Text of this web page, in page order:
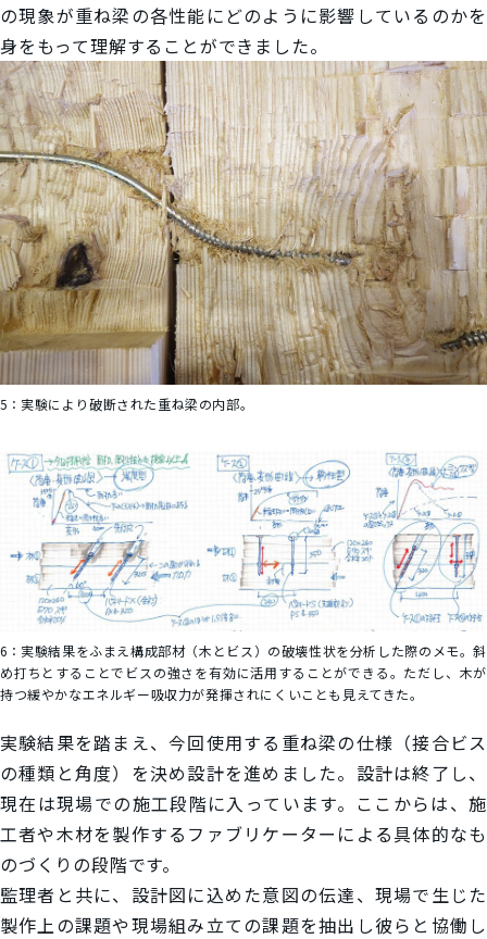
の現象が重ね梁の各性能にどのように影響しているのかを
身をもって理解することができました。
5： 実験により破断された重ね梁の内部。
6： 実験結果をふまえ構成部材（木とビス）の破壊性状を分析した際のメモ。斜
め打ちとすることでビスの強さを有効に活用することができる。ただし、木が
持つ緩やかなエネルギー吸収力が発揮されにくいことも見えてきた。
実験結果を踏まえ、今回使用する重ね梁の仕様（接合ビス
の種類と角度）を決め設計を進めました。設計は終了し、
現在は現場での施工段階に入っています。ここからは、施
工者や木材を製作するファブリケーターによる具体的なも
のづくりの段階です。
監理者と共に、設計図に込めた意図の伝達、現場で生じた
製作上の課題や現場組み立ての課題を抽出し彼らと協働し